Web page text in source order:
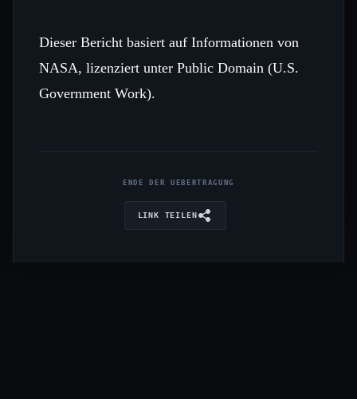
Dieser Bericht basiert auf Informationen von
NASA, lizenziert unter Public Domain (U.S.
Government Work).
ENDE DER UEBERTRAGUNG
LINK TEILEN